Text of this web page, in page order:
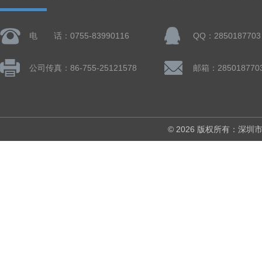
电 话：0755-83990116 QQ：2850187703
公司传真：86-755-25121578 邮箱：
© 2026 版权所有：深圳